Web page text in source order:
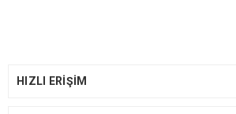
HIZLI ERİŞİM